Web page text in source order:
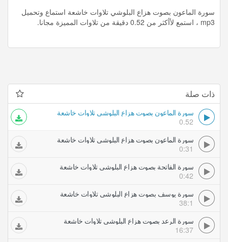
سورة الماعون بصوت هزاع البلوشي تلاوات خاشعة استماع وتحميل
mp3 ، استمع لأأكثر من 0.52 دقيقة من تلاوات المميزة مجانا.
ذات صلة
سورة الماعون بصوت هزاع البلوشي تلاوات خاشعة
0.52
سورة الماعون بصوت هزاع البلوشي تلاوات خاشعة
0:31
سورة الفاتحة بصوت هزاع البلوشي تلاوات خاشعة
0:42
سورة يوسف بصوت هزاع البلوشي تلاوات خاشعة
38:1
سورة الرعد بصوت هزاع البلوشي تلاوات خاشعة
16:37